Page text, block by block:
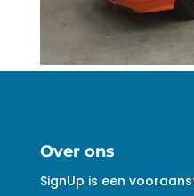
Over ons
SignUp is een